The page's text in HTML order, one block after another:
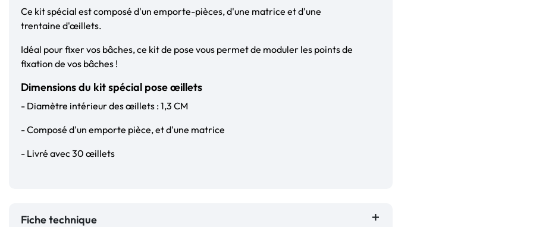
Ce kit spécial est composé d'un emporte-pièces, d'une matrice et d'une
trentaine d'œillets.
Idéal pour fixer vos bâches, ce kit de pose vous permet de moduler les points de
fixation de vos bâches !
Dimensions du kit spécial pose œillets
- Diamètre intérieur des œillets : 1,3 CM
- Composé d'un emporte pièce, et d'une matrice
- Livré avec 30 œillets
Fiche technique